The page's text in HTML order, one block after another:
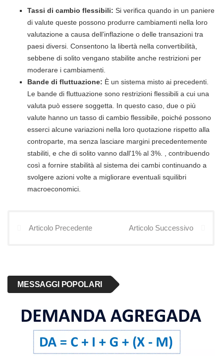
Tassi di cambio flessibili: Si verifica quando in un paniere
di valute queste possono produrre cambiamenti nella loro
valutazione a causa dell'inflazione o delle transazioni tra
paesi diversi. Consentono la libertà nella convertibilità,
sebbene di solito vengano stabilite anche restrizioni per
moderare i cambiamenti.
Bande di fluttuazione: È un sistema misto ai precedenti.
Le bande di fluttuazione sono restrizioni flessibili a cui una
valuta può essere soggetta. In questo caso, due o più
valute hanno un tasso di cambio flessibile, poiché possono
esserci alcune variazioni nella loro quotazione rispetto alla
controparte, ma senza lasciare margini precedentemente
stabiliti, e che di solito vanno dall'1% al 3%. , contribuendo
così a fornire stabilità al sistema dei cambi continuando a
svolgere azioni volte a migliorare eventuali squilibri
macroeconomici.
Articolo Precedente Articolo Successivo
MESSAGGI POPOLARI